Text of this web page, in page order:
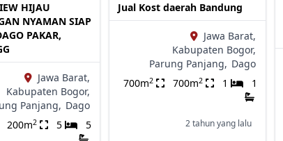
HIJAU
NYAMAN SIAP
PAKAR,
Jawa Barat,
Kabupaten Bogor,
Panjang, Dago
200m2 5 5
Jual Kost daerah Bandung
Jawa Barat,
Kabupaten Bogor,
Parung Panjang, Dago
700m2 700m2 1 1
2 tahun yang lalu